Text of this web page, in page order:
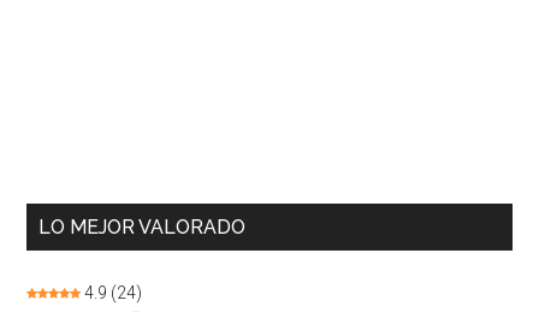
LO MEJOR VALORADO
4.9 (24)